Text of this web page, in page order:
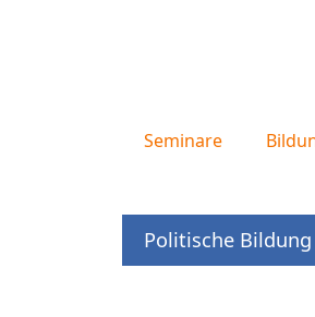
Seminare
Politische